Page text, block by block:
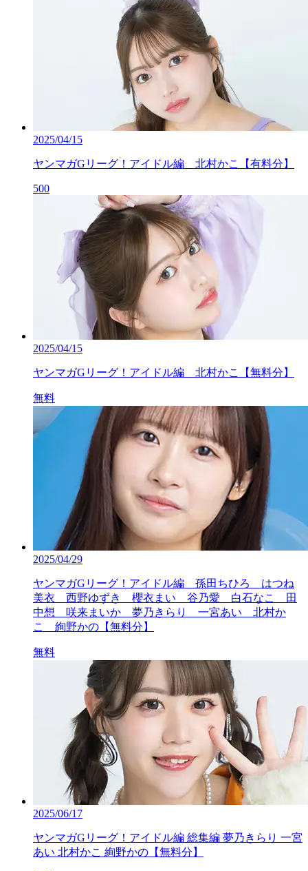
2025/04/15
ヤンマガGリーグ！アイドル編 北村かこ【有料分】
500
2025/04/15
ヤンマガGリーグ！アイドル編 北村かこ【無料分】
無料
2025/04/29
ヤンマガGリーグ！アイドル編 孫田ちひろ はつね
美衣 西野ゆずき 櫻衣まい 谷乃愛 白石なこ 田
中想 咲来まいか 夢乃きらり 一宮あい 北村か
こ 絢野かの【無料分】
無料
2025/06/17
ヤンマガGリーグ！アイドル編 総集編 夢乃きらり 一宮
あい 北村かこ 絢野かの【無料分】